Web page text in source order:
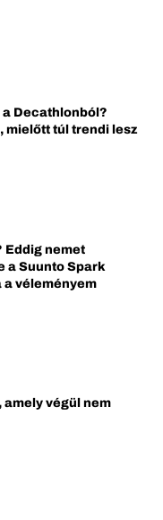
Decathlonból?
mielőtt túl trendi lesz
Eddig nemet
a Suunto Spark
véleményem
amely végül nem